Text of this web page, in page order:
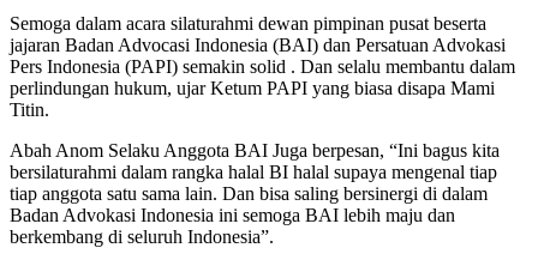
Semoga dalam acara silaturahmi dewan pimpinan pusat beserta
jajaran Badan Advocasi Indonesia (BAI) dan Persatuan Advokasi
Pers Indonesia (PAPI) semakin solid . Dan selalu membantu dalam
perlindungan hukum, ujar Ketum PAPI yang biasa disapa Mami
Titin.
Abah Anom Selaku Anggota BAI Juga berpesan, “Ini bagus kita
bersilaturahmi dalam rangka halal BI halal supaya mengenal tiap
tiap anggota satu sama lain. Dan bisa saling bersinergi di dalam
Badan Advokasi Indonesia ini semoga BAI lebih maju dan
berkembang di seluruh Indonesia”.